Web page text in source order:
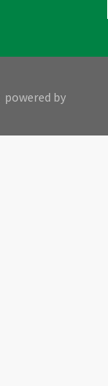
powered by